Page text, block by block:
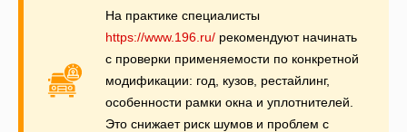
На практике специалисты
https://www.196.ru/ рекомендуют начинать
с проверки применяемости по конкретной
модификации: год, кузов, рестайлинг,
особенности рамки окна и уплотнителей.
Это снижает риск шумов и проблем с